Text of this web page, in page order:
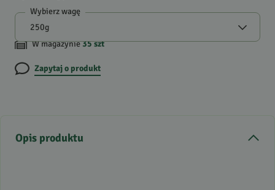
Wybierz wagę
W magazynie35szt
Zapytaj o produkt
Opis produktu